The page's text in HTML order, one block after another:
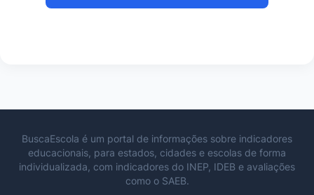
BuscaEscola é um portal de informações sobre indicadores
educacionais, para estados, cidades e escolas de forma
individualizada, com indicadores do INEP, IDEB e avaliações
como o SAEB.